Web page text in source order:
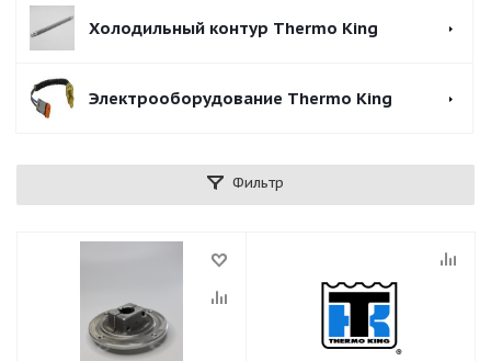
Холодильный контур Thermo King
Электрооборудование Thermo King
Фильтр